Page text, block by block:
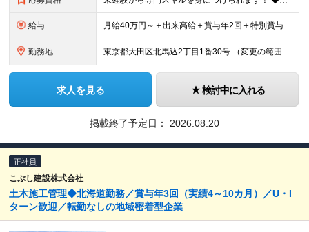
給与 月給40万円～＋出来高給＋賞与年2回＋特別賞与年1回 ※固定残業代45時間分・10万2,500円～含む。 ※固定残業代の超過分は別途全額支給いたします。 ※特別賞与は業績による。 ※給与額は経験・能
勤務地 東京都大田区北馬込2丁目1番30号 （変更の範囲）上記以外を除く当社関連勤務地
求人を見る 検討中に入れる
掲載終了予定日： 2026.08.20
正社員
こぶし建設株式会社
土木施工管理◆北海道勤務／賞与年3回（実績4～10カ月）／U・I
ターン歓迎／転勤なしの地域密着型企業